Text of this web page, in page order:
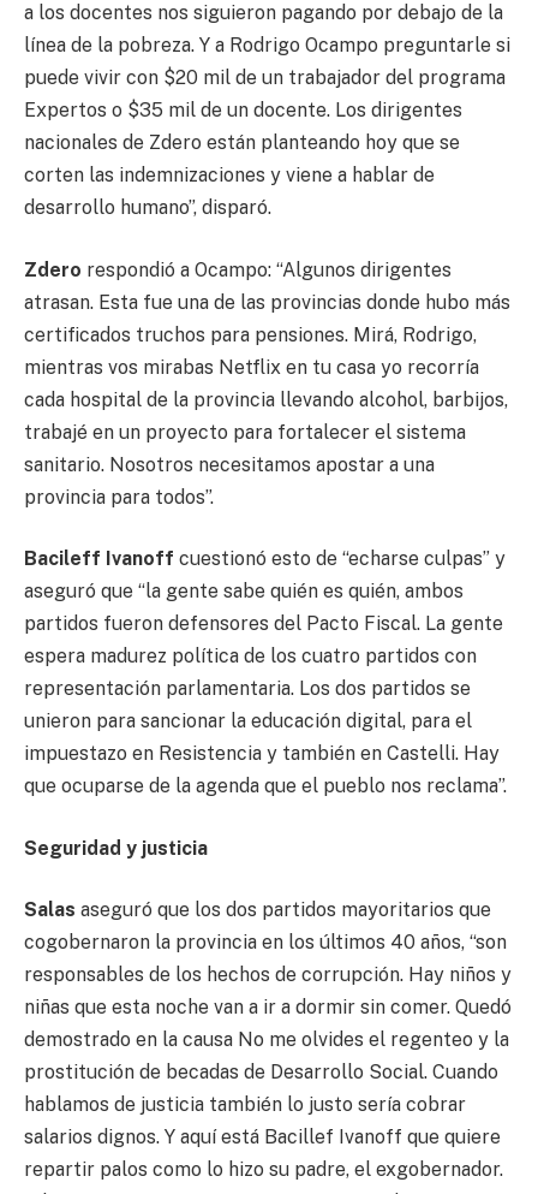
a los docentes nos siguieron pagando por debajo de la
línea de la pobreza. Y a Rodrigo Ocampo preguntarle si
puede vivir con $20 mil de un trabajador del programa
Expertos o $35 mil de un docente. Los dirigentes
nacionales de Zdero están planteando hoy que se
corten las indemnizaciones y viene a hablar de
desarrollo humano”, disparó.
Zdero respondió a Ocampo: “Algunos dirigentes
atrasan. Esta fue una de las provincias donde hubo más
certificados truchos para pensiones. Mirá, Rodrigo,
mientras vos mirabas Netflix en tu casa yo recorría
cada hospital de la provincia llevando alcohol, barbijos,
trabajé en un proyecto para fortalecer el sistema
sanitario. Nosotros necesitamos apostar a una
provincia para todos”.
Bacileff Ivanoff cuestionó esto de “echarse culpas” y
aseguró que “la gente sabe quién es quién, ambos
partidos fueron defensores del Pacto Fiscal. La gente
espera madurez política de los cuatro partidos con
representación parlamentaria. Los dos partidos se
unieron para sancionar la educación digital, para el
impuestazo en Resistencia y también en Castelli. Hay
que ocuparse de la agenda que el pueblo nos reclama”.
Seguridad y justicia
Salas aseguró que los dos partidos mayoritarios que
cogobernaron la provincia en los últimos 40 años, “son
responsables de los hechos de corrupción. Hay niños y
niñas que esta noche van a ir a dormir sin comer. Quedó
demostrado en la causa No me olvides el regenteo y la
prostitución de becadas de Desarrollo Social. Cuando
hablamos de justicia también lo justo sería cobrar
salarios dignos. Y aquí está Bacillef Ivanoff que quiere
repartir palos como lo hizo su padre, el exgobernador.